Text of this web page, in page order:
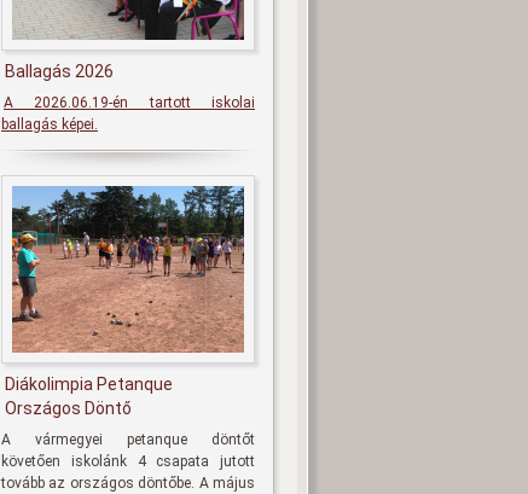
Ballagás 2026
A 2026.06.19-én tartott iskolai
ballagás képei.
Diákolimpia Petanque
Országos Döntő
A vármegyei petanque döntőt
követően iskolánk 4 csapata jutott
tovább az országos döntőbe. A május